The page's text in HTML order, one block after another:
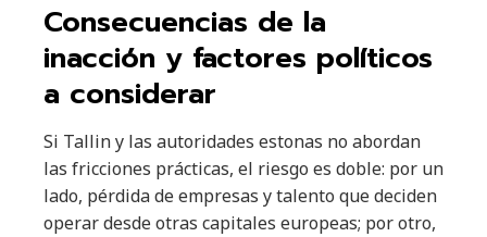
Consecuencias de la
inacción y factores políticos
a considerar
Si Tallin y las autoridades estonas no abordan
las fricciones prácticas, el riesgo es doble: por un
lado, pérdida de empresas y talento que deciden
operar desde otras capitales europeas; por otro,